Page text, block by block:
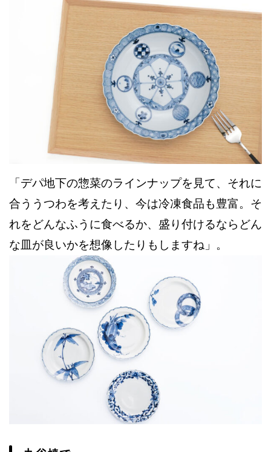
「デパ地下の惣菜のラインナップを見て、それに
合ううつわを考えたり、今は冷凍食品も豊富。そ
れをどんなふうに食べるか、盛り付けるならどん
な皿が良いかを想像したりもしますね」。